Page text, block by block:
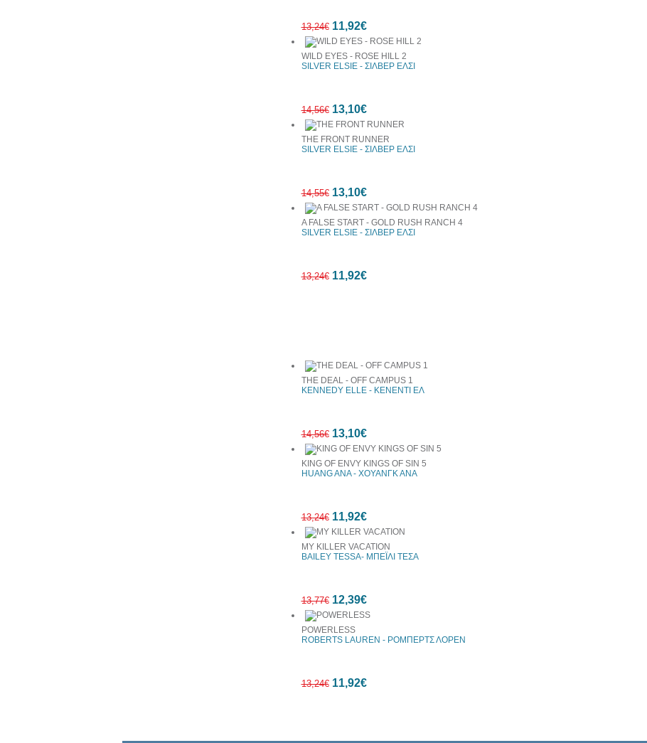
13,24€ 11,92€
WILD EYES - ROSE HILL 2
SILVER ELSIE - ΣΙΛΒΕΡ ΕΛΣΙ
14,56€ 13,10€
THE FRONT RUNNER
SILVER ELSIE - ΣΙΛΒΕΡ ΕΛΣΙ
14,55€ 13,10€
A FALSE START - GOLD RUSH RANCH 4
SILVER ELSIE - ΣΙΛΒΕΡ ΕΛΣΙ
13,24€ 11,92€
THE DEAL - OFF CAMPUS 1
KENNEDY ELLE - ΚΕΝΕΝΤΙ ΕΛ
14,56€ 13,10€
KING OF ENVY KINGS OF SIN 5
HUANG ANA - ΧΟΥΑΝΓΚ ΑΝΑ
13,24€ 11,92€
MY KILLER VACATION
BAILEY TESSA- ΜΠΕΪΛΙ ΤΕΣΑ
13,77€ 12,39€
POWERLESS
ROBERTS LAUREN - ΡΟΜΠΕΡΤΣ ΛΟΡΕΝ
13,24€ 11,92€